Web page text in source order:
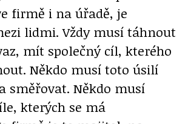
firmě i na úřadě, je
lidmi. Vždy musí táhnout
mít společný cíl, kterého
Někdo musí toto úsilí
směřovat. Někdo musí
kterých se má